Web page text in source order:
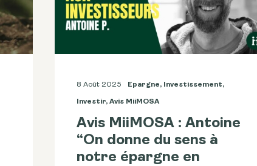
8 Août 2025 Epargne, Investissement,
Investir, Avis MiiMOSA
Avis MiiMOSA : Antoine
“On donne du sens à
notre épargne en